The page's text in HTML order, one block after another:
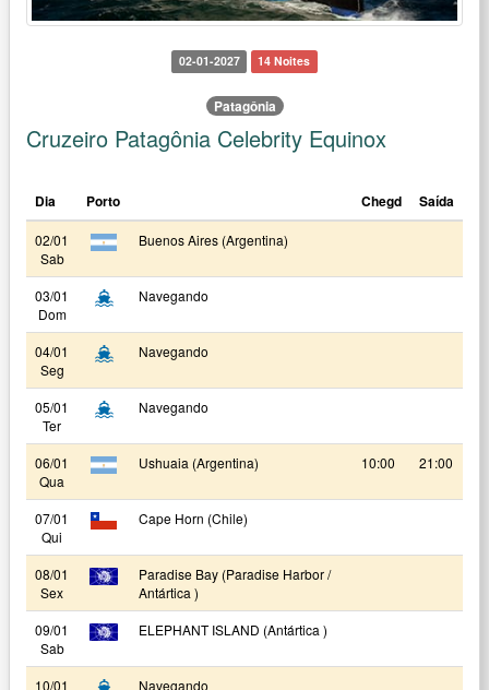
02-01-2027 14 Noites
Patagônia
Cruzeiro Patagônia Celebrity Equinox
Dia Porto Chegd Saída
02/01
Sab
Buenos Aires (Argentina)
03/01
Dom
Navegando
04/01
Seg
Navegando
05/01
Ter
Navegando
06/01
Qua
Ushuaia (Argentina) 10:00 21:00
07/01
Qui
Cape Horn (Chile)
08/01
Sex
Paradise Bay (Paradise Harbor /
Antártica )
09/01
Sab
ELEPHANT ISLAND (Antártica )
10/01
Navegando